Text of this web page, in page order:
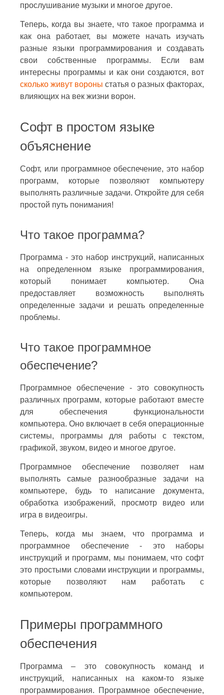
прослушивание музыки и многое другое.
Теперь, когда вы знаете, что такое программа и
как она работает, вы можете начать изучать
разные языки программирования и создавать
свои собственные программы. Если вам
интересны программы и как они создаются, вот
сколько живут вороны статья о разных факторах,
влияющих на век жизни ворон.
Софт в простом языке
объяснение
Софт, или программное обеспечение, это набор
программ, которые позволяют компьютеру
выполнять различные задачи. Откройте для себя
простой путь понимания!
Что такое программа?
Программа - это набор инструкций, написанных
на определенном языке программирования,
который понимает компьютер. Она
предоставляет возможность выполнять
определенные задачи и решать определенные
проблемы.
Что такое программное
обеспечение?
Программное обеспечение - это совокупность
различных программ, которые работают вместе
для обеспечения функциональности
компьютера. Оно включает в себя операционные
системы, программы для работы с текстом,
графикой, звуком, видео и многое другое.
Программное обеспечение позволяет нам
выполнять самые разнообразные задачи на
компьютере, будь то написание документа,
обработка изображений, просмотр видео или
игра в видеоигры.
Теперь, когда мы знаем, что программа и
программное обеспечение - это наборы
инструкций и программ, мы понимаем, что софт
это простыми словами инструкции и программы,
которые позволяют нам работать с
компьютером.
Примеры программного
обеспечения
Программа – это совокупность команд и
инструкций, написанных на каком-то языке
программирования. Программное обеспечение,